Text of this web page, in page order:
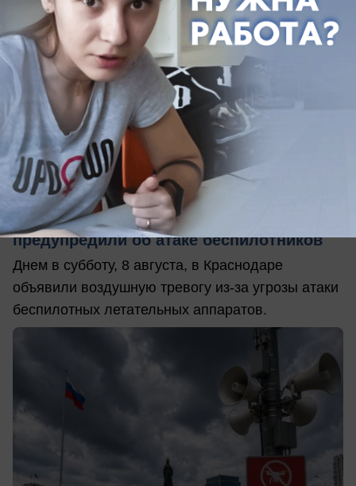
вчера в 14:40
Происшествия
Сразу несколько городов Кубани
предупредили об атаке беспилотников
Днем в субботу, 8 августа, в Краснодаре
объявили воздушную тревогу из-за угрозы атаки
беспилотных летательных аппаратов.